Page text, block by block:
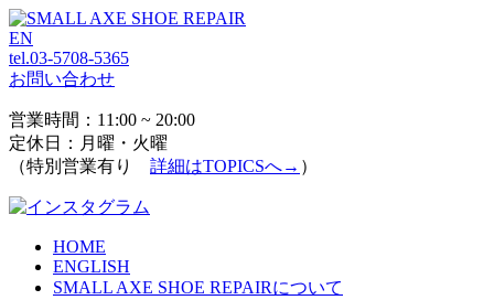
EN
tel.03-5708-5365
お問い合わせ
営業時間：11:00 ~ 20:00
定休日：月曜・火曜
（特別営業有り 詳細はTOPICSへ→ ）
HOME
ENGLISH
SMALL AXE SHOE REPAIRについて